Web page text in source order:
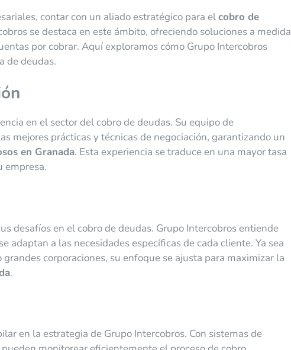
contar con un aliado estratégico para elcobro de
se destaca en este ámbito, ofreciendo soluciones a medida
por cobrar. Aquí exploramos cómo Grupo Intercobros
de deudas.
en el sector del cobro de deudas. Su equipo de
mejores prácticas y técnicas de negociación, garantizando un
en Granada. Esta experiencia se traduce en una mayor tasa
empresa.
desafíos en el cobro de deudas. Grupo Intercobros entiende
adaptan a las necesidades específicas de cada cliente. Ya sea
corporaciones, su enfoque se ajusta para maximizar la
.
en la estrategia de Grupo Intercobros. Con sistemas de